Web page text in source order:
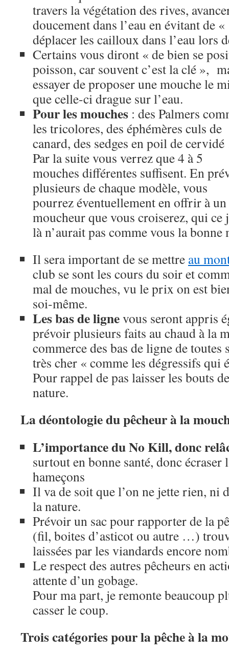
travers la végétation des rives,
doucement dans l’eau en évitant de
déplacer les cailloux dans l’eau lors
Certains vous diront « de bien se
poisson, car souvent c’est la clé »,
essayer de proposer une mouche le
que celle-ci drague sur l’eau.
Pour les mouches : des Palmers
les tricolores, des éphémères culs de
canard, des sedges en poil de
Par la suite vous verrez que 4 à 5
mouches différentes suffisent. En
plusieurs de chaque modèle, vous
pourrez éventuellement en offrir à un
moucheur que vous croiserez, qui ce
là n’aurait pas comme vous la bonne
Il sera important de se mettre au
club se sont les cours du soir et
mal de mouches, vu le prix on est
soi-même.
Les bas de lignevous seront appris
prévoir plusieurs faits au chaud à la
commerce des bas de ligne de toutes
très cher « comme les dégressifs qui
Pour rappel de pas laisser les bouts
nature.
La déontologie du pêcheur à la
L’importance du No Kill, donc
surtout en bonne santé, donc
hameçons
Il va de soit que l’on ne jette rien, ni
la nature.
Prévoir un sac pour rapporter de la
(fil, boites d’asticot ou autre …)
laissées par les viandards encore
Le respect des autres pêcheurs en
attente d’un gobage.
Pour ma part, je remonte beaucoup
casser le coup.
Trois catégories pour la pêche à la